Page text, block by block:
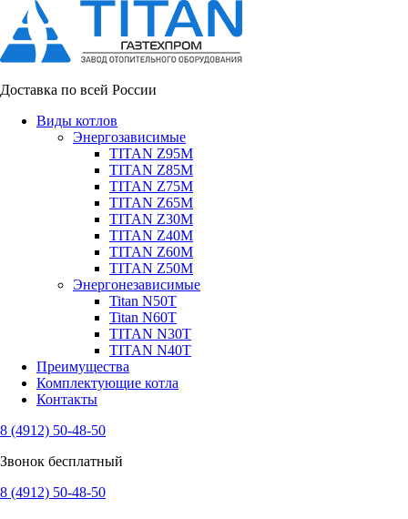
Доставка по всей России
Виды котлов
Энергозависимые
TITAN Z95M
TITAN Z85M
TITAN Z75M
TITAN Z65M
TITAN Z30M
TITAN Z40M
TITAN Z60M
TITAN Z50M
Энергонезависимые
Titan N50T
Titan N60T
TITAN N30T
TITAN N40T
Преимущества
Комплектующие котла
Контакты
8 (4912) 50-48-50
Звонок бесплатный
8 (4912) 50-48-50